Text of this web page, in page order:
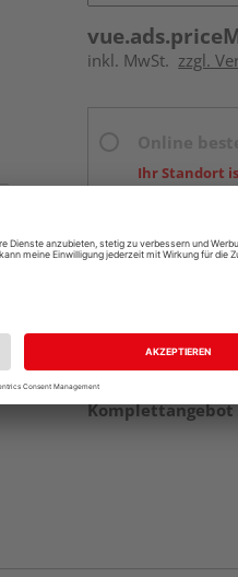
inkl. MwSt. zzgl.
Ihr Standort
Auf
Komplettangebot